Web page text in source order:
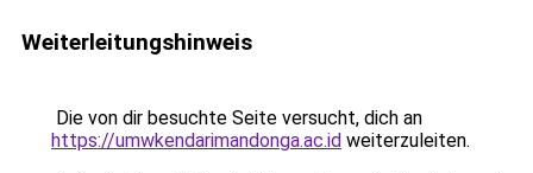
Weiterleitungshinweis
Die von dir besuchte Seite versucht, dich an
https://umwkendarimandonga.ac.id weiterzuleiten.